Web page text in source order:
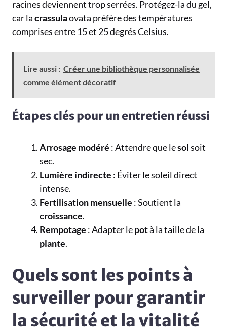
racines deviennent trop serrées. Protégez-la du gel,
car lacrassulaovata préfère des températures
comprises entre 15 et 25 degrés Celsius.
Lire aussi : Créer une bibliothèque personnalisée
comme élément décoratif
Étapes clés pour un entretien réussi
Arrosage modéré : Attendre que lesolsoit
sec.
Lumière indirecte : Éviter le soleil direct
intense.
Fertilisation mensuelle : Soutient la
croissance.
Rempotage : Adapter lepotà la taille de la
plante.
Quels sont les points à
surveiller pour garantir
la sécurité et la vitalité